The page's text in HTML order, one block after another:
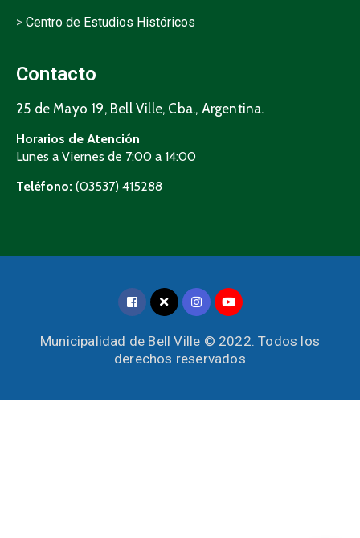
> Centro de Estudios Históricos
Contacto
25 de Mayo 19, Bell Ville, Cba., Argentina.
Horarios de Atención
Lunes a Viernes de 7:00 a 14:00
Teléfono: (03537) 415288
Municipalidad de Bell Ville © 2022. Todos los
derechos reservados